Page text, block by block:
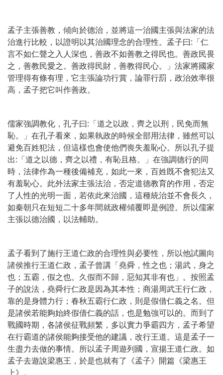
孟子主張善教，傾向於德治，並將這一治國主張與法家的法
治進行比較，以證明以其治國理念的合理性。孟子曰:「仁
言不如仁聲之入人深也，善政不如善教之得民也。善政民畏
之，善教民愛之。善政得民財，善教得民心。」法家將國家
管理得有條有理，它主張論功行賞，論罪行罰，政治效率很
高，孟子把它叫作善政。
儒家強調教化，孔子曰:「道之以政，齊之以刑，民免而無
恥。」在孔子看來，如果執政的時候全部用法律，雖然可以
避免百姓犯法，但這樣也會使他們喪失羞恥心。所以孔子提
出:「道之以德，齊之以禮，有恥且格。」在強調德行的同
時，法律作為一種後備補充，如此一來，百姓既不會犯法又
有羞恥心。此外法家主張法治，否定道德教育的作用，否定
了人性的光明一面，若依此來治國，這種統治並不會長久，
如秦朝只在短短二十多年間就政權傾覆即是例證。所以儒家
主張以德治國，以法輔助。
孟子看到了施行王道仁政的合理性與必要性，所以他試圖向
諸侯推行王道仁政，孟子曾講「堯舜，性之也；湯武，身之
也；五霸，假之也。久假而不歸，惡知其非有也」。按照孟
子的說法，堯舜行仁政是因為其本性；商湯周武王行仁政，
靠的是身體力行；春秋五霸行仁政，則是假借仁義之名。但
是諸侯若能夠始終假借仁義的話，也是勉強可以的。而到了
戰國時期，各諸侯征戰頻繁，多以實力爭霸四方，孟子希望
在行霸道的諸侯能夠接受他的建議，改行王道。這是孟子一
生盡力去做的事情。所以孟子周遊列國，宣揚王道仁政。如
孟子去遊說梁惠王，於是也就有了《孟子》開篇《梁惠王
上》。